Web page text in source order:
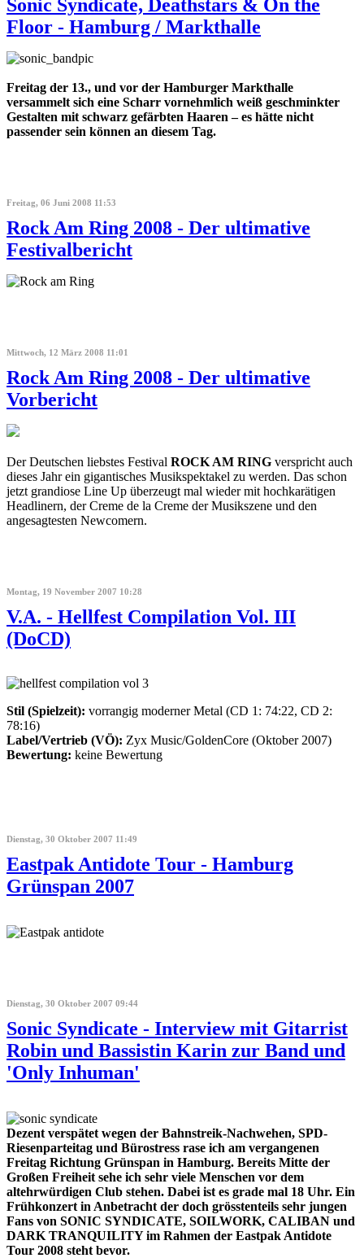
Sonic Syndicate, Deathstars & On the
Floor - Hamburg / Markthalle
Freitag der 13., und vor der Hamburger Markthalle
versammelt sich eine Scharr vornehmlich weiß geschminkter
Gestalten mit schwarz gefärbten Haaren – es hätte nicht
passender sein können an diesem Tag.
Freitag, 06 Juni 2008 11:53
Rock Am Ring 2008 - Der ultimative
Festivalbericht
Mittwoch, 12 März 2008 11:01
Rock Am Ring 2008 - Der ultimative
Vorbericht
Der Deutschen liebstes Festival ROCK AM RING verspricht auch
dieses Jahr ein gigantisches Musikspektakel zu werden. Das schon
jetzt grandiose Line Up überzeugt mal wieder mit hochkarätigen
Headlinern, der Creme de la Creme der Musikszene und den
angesagtesten Newcomern.
Montag, 19 November 2007 10:28
V.A. - Hellfest Compilation Vol. III
(DoCD)
Stil (Spielzeit): vorrangig moderner Metal (CD 1: 74:22, CD 2:
78:16)
Label/Vertrieb (VÖ): Zyx Music/GoldenCore (Oktober 2007)
Bewertung: keine Bewertung
Dienstag, 30 Oktober 2007 11:49
Eastpak Antidote Tour - Hamburg
Grünspan 2007
Dienstag, 30 Oktober 2007 09:44
Sonic Syndicate - Interview mit Gitarrist
Robin und Bassistin Karin zur Band und
'Only Inhuman'
Dezent verspätet wegen der Bahnstreik-Nachwehen, SPD-
Riesenparteitag und Bürostress rase ich am vergangenen
Freitag Richtung Grünspan in Hamburg. Bereits Mitte der
Großen Freiheit sehe ich sehr viele Menschen vor dem
altehrwürdigen Club stehen. Dabei ist es grade mal 18 Uhr. Ein
Frühkonzert in Anbetracht der doch grösstenteils sehr jungen
Fans von SONIC SYNDICATE, SOILWORK, CALIBAN und
DARK TRANQUILITY im Rahmen der Eastpak Antidote
Tour 2008 steht bevor.